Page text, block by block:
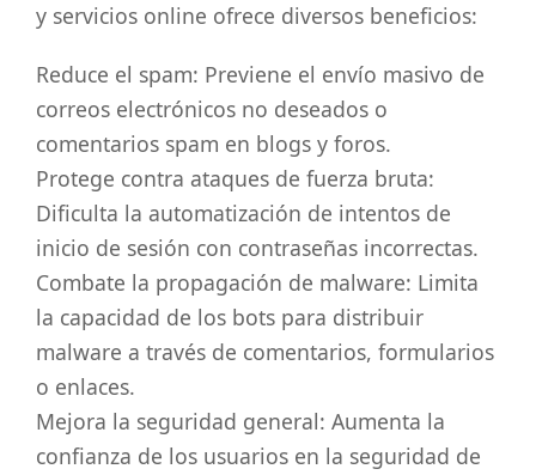
y servicios online ofrece diversos beneficios:
Reduce el spam: Previene el envío masivo de
correos electrónicos no deseados o
comentarios spam en blogs y foros.
Protege contra ataques de fuerza bruta:
Dificulta la automatización de intentos de
inicio de sesión con contraseñas incorrectas.
Combate la propagación de malware: Limita
la capacidad de los bots para distribuir
malware a través de comentarios, formularios
o enlaces.
Mejora la seguridad general: Aumenta la
confianza de los usuarios en la seguridad de